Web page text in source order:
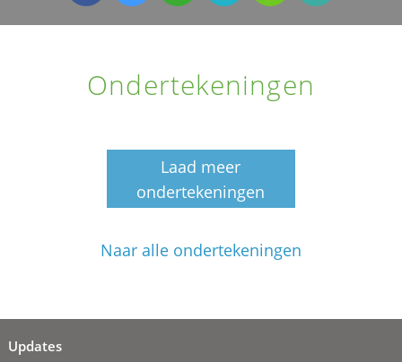
Ondertekeningen
Laad meer
ondertekeningen
Naar alle ondertekeningen
Updates